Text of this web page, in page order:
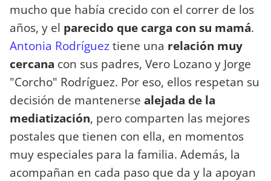
mucho que había crecido con el correr de los
años, y el parecido que carga con su mamá.
Antonia Rodrígueztiene una relación muy
cercana con sus padres, Vero Lozano y Jorge
"Corcho" Rodríguez. Por eso, ellos respetan su
decisión de mantenerse alejada de la
mediatización, pero comparten las mejores
postales que tienen con ella, en momentos
muy especiales para la familia. Además, la
acompañan en cada paso que da y la apoyan